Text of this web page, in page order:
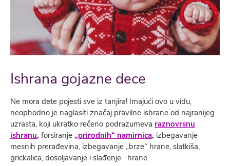
Ishrana gojazne dece
Ne mora dete pojesti sve iz tanjira! Imajući ovo u vidu,
neophodno je naglasiti značaj pravilne ishrane od najranijeg
uzrasta, koji ukratko rečeno podrazumeva raznovrsnu
ishranu, forsiranje „prirodnih“ namirnica, izbegavanje
mesnih prerađevina, izbegavanje „brze“ hrane, slatkiša,
grickalica, dosoljavanje i slađenje hrane.